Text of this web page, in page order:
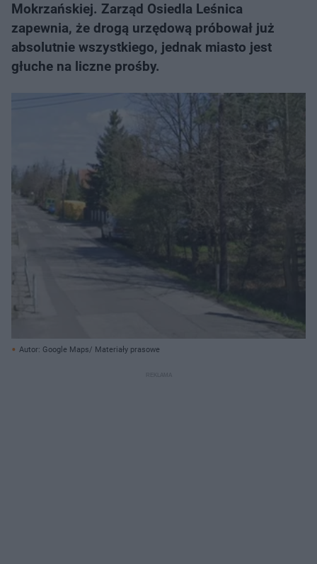
Mokrzańskiej. Zarząd Osiedla Leśnica
zapewnia, że drogą urzędową próbował już
absolutnie wszystkiego, jednak miasto jest
głuche na liczne prośby.
Autor: Google Maps/ Materiały prasowe